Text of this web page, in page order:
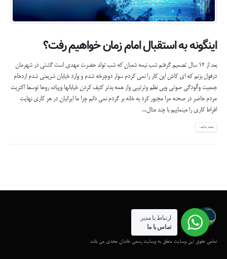
اینگونه به استقبال امام زمان خواهیم رفت؟
بعد از 12 سال تصمیم گرفتم شب نیمه شعبان که شب تولد حضرت مهدی است گشتی در شهرمان
دزفول بزنم که ای کاش این کار را نمی کردم سوار دوچرخه شدم و وارد خیابان شریعتی شدم ازدحام
جمعیت وآلودگی صوتی وبی نظم وترتیبی واز همه بدتر کثیف کردن خیابانها وپیاده روها توسط اکثریت
مردم حاضر در صحنه مرا مجبور کرد به خانه بر گردم نمی دانم چرا ما ایرانیان در هر کاری نهایت
افراط کاری را مینماییم با چند مثال...
بیشتر بدانید...
تمامی حقوق این وبسایت متعلق به وبسایت رسمی خاندان مجدی می باشد
ارتباط با مدیر
تماس با ما